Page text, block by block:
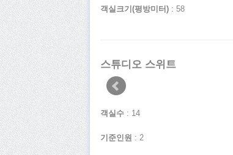
객실크기(평방미터) : 58
스튜디오 스위트
객실수 : 14
기준인원 : 2